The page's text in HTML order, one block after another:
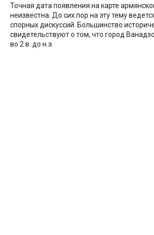
Точная дата появления на карте
неизвестна. До сих пор на эту тему
спорных дискуссий. Большинство
свидетельствуют о том, что город
во 2 в. до н.э.